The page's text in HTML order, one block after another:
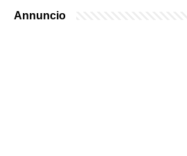
Annuncio